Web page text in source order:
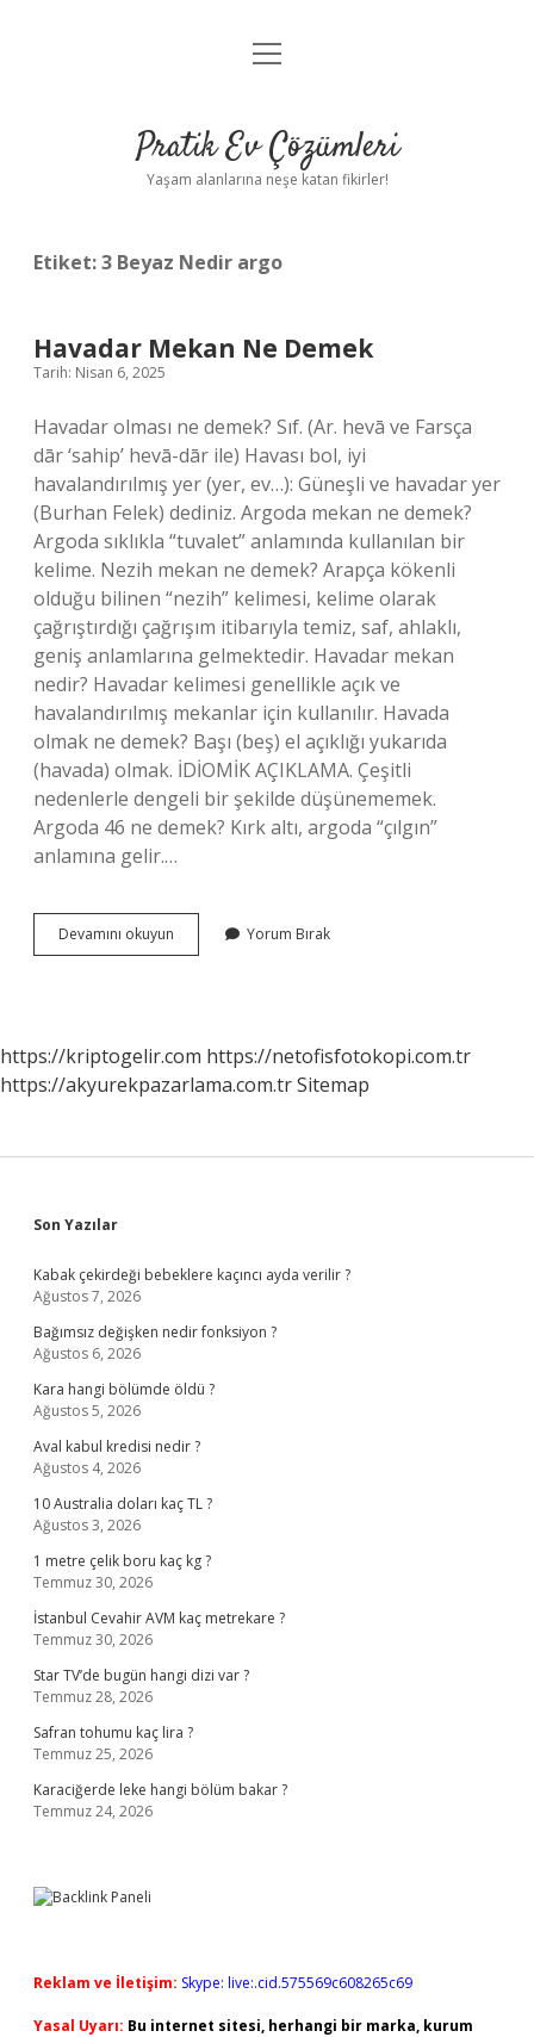
Anasayfa
Yasal Uyarı
menüyü
Pratik Ev Çözümleri
Yaşam alanlarına neşe katan fikirler!
Etiket:3 Beyaz Nedir argo
Havadar Mekan Ne Demek
Tarih: Nisan 6, 2025
Havadar olması ne demek? Sıf. (Ar. hevā ve Farsça
dār ‘sahip’ hevā-dār ile) Havası bol, iyi
havalandırılmış yer (yer, ev…): Güneşli ve havadar yer
(Burhan Felek) dediniz. Argoda mekan ne demek?
Argoda sıklıkla “tuvalet” anlamında kullanılan bir
kelime. Nezih mekan ne demek? Arapça kökenli
olduğu bilinen “nezih” kelimesi, kelime olarak
çağrıştırdığı çağrışım itibarıyla temiz, saf, ahlaklı,
geniş anlamlarına gelmektedir. Havadar mekan
nedir? Havadar kelimesi genellikle açık ve
havalandırılmış mekanlar için kullanılır. Havada
olmak ne demek? Başı (beş) el açıklığı yukarıda
(havada) olmak. İDİOMİK AÇIKLAMA. Çeşitli
nedenlerle dengeli bir şekilde düşünememek.
Argoda 46 ne demek? Kırk altı, argoda “çılgın”
anlamına gelir.…
Devamını okuyun Havadar
Mekan
Yorum Bırak
https://kriptogelir.com https://netofisfotokopi.com.tr
https://akyurekpazarlama.com.trSitemap
Sidebar
Son Yazılar
Kabak çekirdeği bebeklere kaçıncı ayda verilir ?
Ağustos 7, 2026
Bağımsız değişken nedir fonksiyon ?
Ağustos 6, 2026
Kara hangi bölümde öldü ?
Ağustos 5, 2026
Aval kabul kredisi nedir ?
Ağustos 4, 2026
10 Australia doları kaç TL ?
Ağustos 3, 2026
1 metre çelik boru kaç kg ?
Temmuz 30, 2026
İstanbul Cevahir AVM kaç metrekare ?
Temmuz 30, 2026
Star TV’de bugün hangi dizi var ?
Temmuz 28, 2026
Safran tohumu kaç lira ?
Temmuz 25, 2026
Karaciğerde leke hangi bölüm bakar ?
Temmuz 24, 2026
Reklam ve İletişim: Skype: live:.cid.575569c608265c69
Yasal Uyarı: Bu internet sitesi, herhangi bir marka, kurum